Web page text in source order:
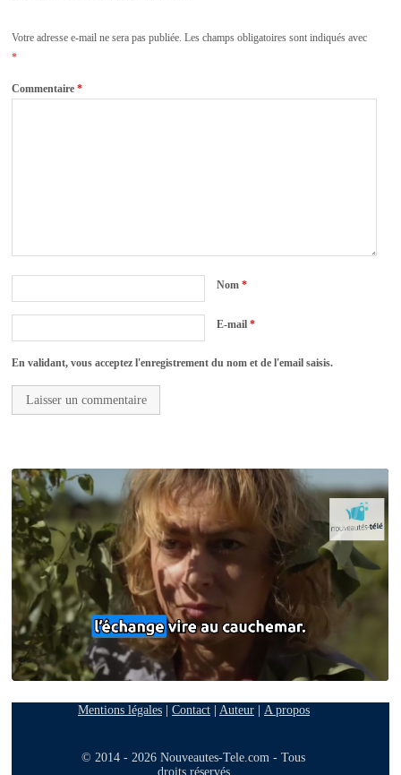
Votre adresse e-mail ne sera pas publiée. Les champs obligatoires sont indiqués avec
*
Commentaire*
Nom*
E-mail*
En validant, vous acceptez l'enregistrement du nom et de l'email saisis.
Mentions légales| Contact| Auteur| A propos
© 2014 - 2026 Nouveautes-Tele.com - Tous
droits réservés